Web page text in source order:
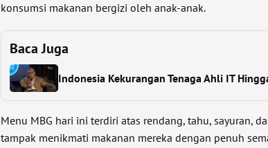
konsumsi makanan bergizi oleh anak-anak.
Baca Juga
Indonesia Kekurangan Tenaga Ahli IT
Menu MBG hari ini terdiri atas rendang, tahu, sayuran,
tampak menikmati makanan mereka dengan penuh